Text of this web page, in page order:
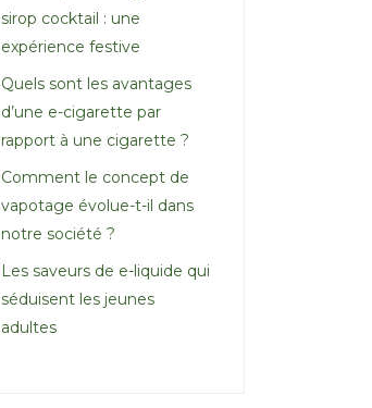
sirop cocktail : une
expérience festive
Quels sont les avantages
d’une e-cigarette par
rapport à une cigarette ?
Comment le concept de
vapotage évolue-t-il dans
notre société ?
Les saveurs de e-liquide qui
séduisent les jeunes
adultes